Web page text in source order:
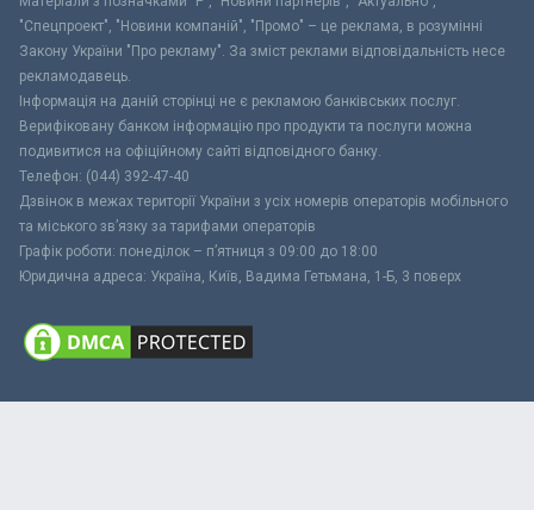
"Спецпроект", "Новини компаній", "Промо" – це реклама, в розумінні
Закону України "Про рекламу". За зміст реклами відповідальність несе
рекламодавець.
Інформація на даній сторінці не є рекламою банківських послуг.
Верифіковану банком інформацію про продукти та послуги можна
подивитися на офіційному сайті відповідного банку.
Телефон: (044) 392-47-40
Дзвінок в межах території України з усіх номерів операторів мобільного
та міського зв’язку за тарифами операторів
Графік роботи: понеділок – п’ятниця з 09:00 до 18:00
Юридична адреса: Україна, Київ, Вадима Гетьмана, 1-Б, 3 поверх